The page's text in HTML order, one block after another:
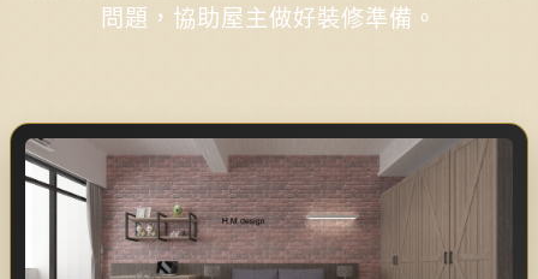
問題，協助屋主做好裝修準備。